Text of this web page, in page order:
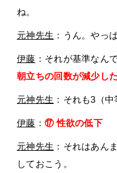
ね。
元神先生 ：うん。やっ
伊藤 ：それが基準なん
朝立ちの回数が減少した
元神先生 ：それも3（中
伊藤 ： ⑰ 性欲の低下
元神先生 ：それはあん
しておこう。